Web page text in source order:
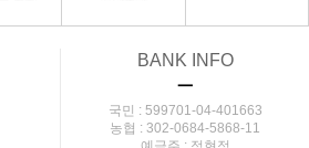
BANK INFO
ㅡ
국민 : 599701-04-401663
농협 : 302-0684-5868-11